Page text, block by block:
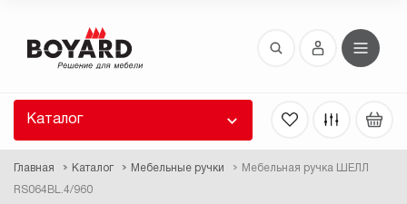
Каталог
Главная Каталог Мебельные ручки Мебельная ручка ШЕЛЛ
RS064BL.4/960
Восстановление пароля
высланы вам по E-Mail.
ссылку для восстановления